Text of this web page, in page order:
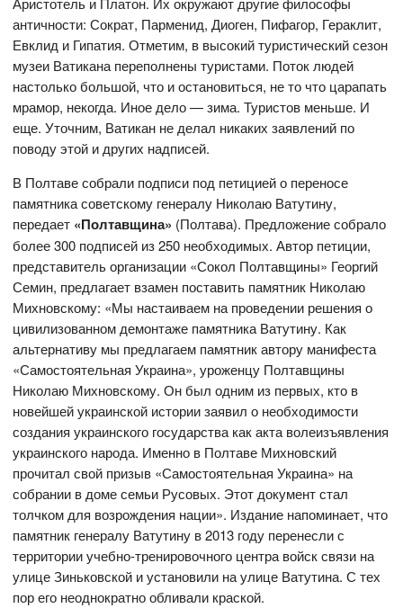
античности: Сократ, Парменид, Диоген, Пифагор, Гераклит,
Евклид и Гипатия. Отметим, в высокий туристический сезон
музеи Ватикана переполнены туристами. Поток людей
настолько большой, что и остановиться, не то что царапать
мрамор, некогда. Иное дело — зима. Туристов меньше. И
еще. Уточним, Ватикан не делал никаких заявлений по
поводу этой и других надписей.
В Полтаве собрали подписи под петицией о переносе
памятника советскому генералу Николаю Ватутину,
передает «Полтавщина» (Полтава). Предложение собрало
более 300 подписей из 250 необходимых. Автор петиции,
представитель организации «Сокол Полтавщины» Георгий
Семин, предлагает взамен поставить памятник Николаю
Михновскому: «Мы настаиваем на проведении решения о
цивилизованном демонтаже памятника Ватутину. Как
альтернативу мы предлагаем памятник автору манифеста
«Самостоятельная Украина», уроженцу Полтавщины
Николаю Михновскому. Он был одним из первых, кто в
новейшей украинской истории заявил о необходимости
создания украинского государства как акта волеизъявления
украинского народа. Именно в Полтаве Михновский
прочитал свой призыв «Самостоятельная Украина» на
собрании в доме семьи Русовых. Этот документ стал
толчком для возрождения нации». Издание напоминает, что
памятник генералу Ватутину в 2013 году перенесли с
территории учебно-тренировочного центра войск связи на
улице Зиньковской и установили на улице Ватутина. С тех
пор его неоднократно обливали краской.